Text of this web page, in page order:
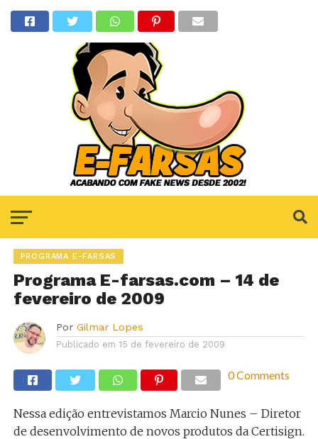
PROGRAMA E-FARSAS
Programa E-farsas.com – 14 de
fevereiro de 2009
Por Gilmar Lopes
Publicado em 15 de fevereiro de 2009
0 Comments
Nessa edição entrevistamos Marcio Nunes – Diretor
de desenvolvimento de novos produtos da Certisign.